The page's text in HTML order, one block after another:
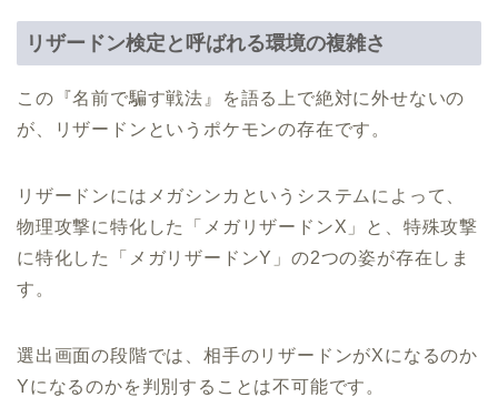
リザードン検定と呼ばれる環境の複雑さ
この『名前で騙す戦法』を語る上で絶対に外せないの
が、リザードンというポケモンの存在です。
リザードンにはメガシンカというシステムによって、
物理攻撃に特化した「メガリザードンX」と、特殊攻撃
に特化した「メガリザードンY」の2つの姿が存在しま
す。
選出画面の段階では、相手のリザードンがXになるのか
Yになるのかを判別することは不可能です。